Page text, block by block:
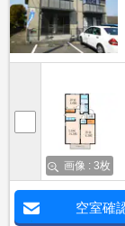
画像 : 3枚
空室確